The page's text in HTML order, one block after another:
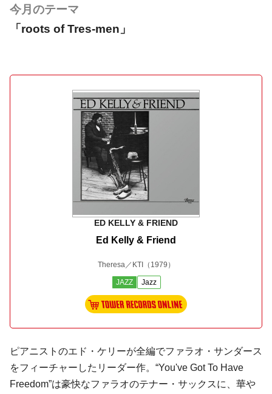
今月のテーマ
「roots of Tres-men」
ED KELLY & FRIEND
Ed Kelly & Friend
Theresa／KTI （1979）
JAZZ Jazz
ピアニストのエド・ケリーが全編でファラオ・サンダース
をフィーチャーしたリーダー作。“You've Got To Have
Freedom”は豪快なファラオのテナー・サックスに、華や